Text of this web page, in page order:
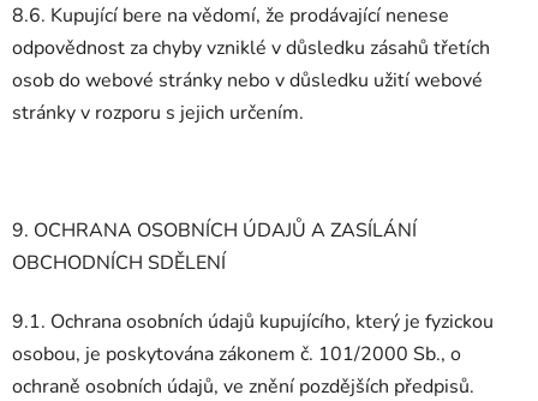
8.6. Kupující bere na vědomí, že prodávající nenese
odpovědnost za chyby vzniklé v důsledku zásahů třetích
osob do webové stránky nebo v důsledku užití webové
stránky v rozporu s jejich určením.
9. OCHRANA OSOBNÍCH ÚDAJŮ A ZASÍLÁNÍ
OBCHODNÍCH SDĚLENÍ
9.1. Ochrana osobních údajů kupujícího, který je fyzickou
osobou, je poskytována zákonem č. 101/2000 Sb., o
ochraně osobních údajů, ve znění pozdějších předpisů.